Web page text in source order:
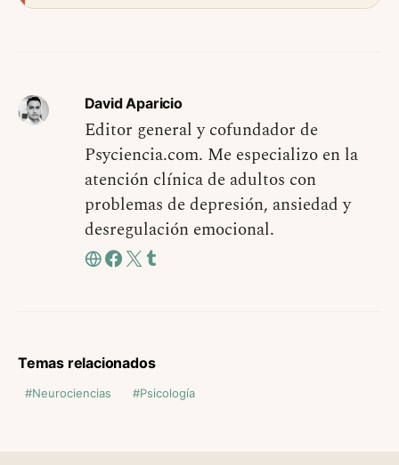
David Aparicio
Editor general y cofundador de
Psyciencia.com. Me especializo en la
atención clínica de adultos con
problemas de depresión, ansiedad y
desregulación emocional.
Temas relacionados
Neurociencias Psicología